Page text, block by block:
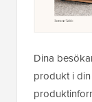
Dina
produkt i